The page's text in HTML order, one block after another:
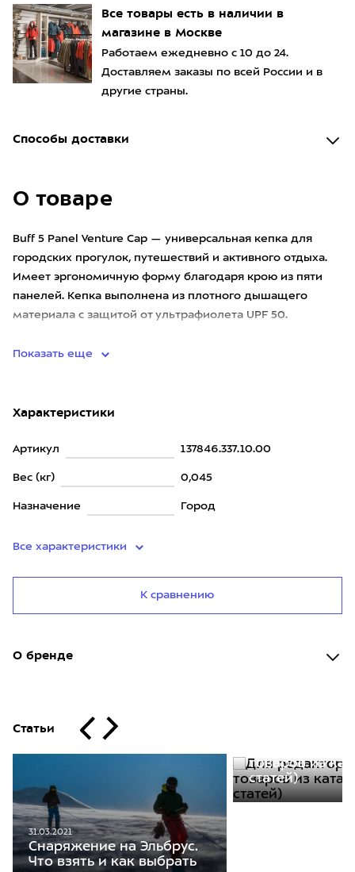
Все товары есть в наличии в
магазине в Москве
Работаем ежедневно с 10 до 24.
Доставляем заказы по всей России и в
другие страны.
Способы доставки
О товаре
Buff 5 Panel Venture Cap — универсальная кепка для
городских прогулок, путешествий и активного отдыха.
Имеет эргономичную форму благодаря крою из пяти
панелей. Кепка выполнена из плотного дышащего
материала с защитой от ультрафиолета UPF 50.
Показать еще
Характеристики
Артикул 137846.337.10.00
Вес (кг) 0,045
Назначение Город
Все характеристики
К сравнению
О бренде
Статьи
31.03.2021
Снаряжение на Эльбрус.
Что взять и как выбрать
товаров из
статей)